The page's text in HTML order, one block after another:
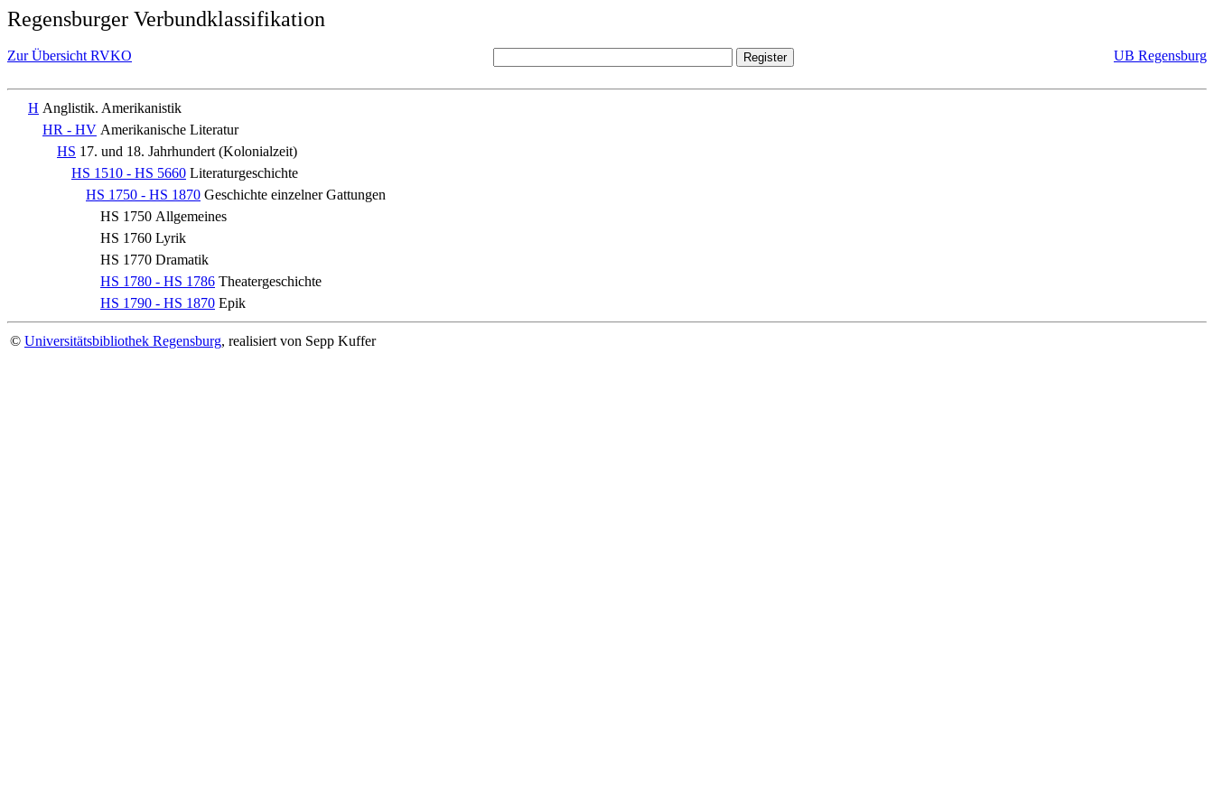
Regensburger Verbundklassifikation
Zur Übersicht RVKO UB Regensburg
H Anglistik. Amerikanistik
HR - HV Amerikanische Literatur
HS 17. und 18. Jahrhundert (Kolonialzeit)
HS 1510 - HS 5660 Literaturgeschichte
HS 1750 - HS 1870 Geschichte einzelner Gattungen
HS 1750 Allgemeines
HS 1760 Lyrik
HS 1770 Dramatik
HS 1780 - HS 1786 Theatergeschichte
HS 1790 - HS 1870 Epik
© Universitätsbibliothek Regensburg, realisiert von Sepp Kuffer